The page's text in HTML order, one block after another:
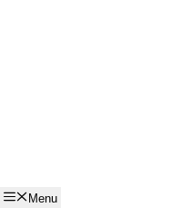
Menu